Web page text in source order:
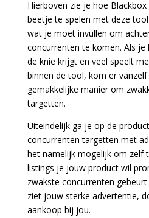
Hierboven zie je hoe
beetje te spelen met deze
wat je moet invullen om
concurrenten te komen. Als
de knie krijgt en veel speelt
binnen de tool, kom er
gemakkelijke manier om
targetten.
Uiteindelijk ga je op de
concurrenten targetten met
het namelijk mogelijk om zelf
listings je jouw product wil
zwakste concurrenten
ziet jouw sterke advertentie,
aankoop bij jou.